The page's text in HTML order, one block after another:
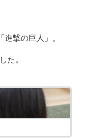
撃の巨人」。
た。